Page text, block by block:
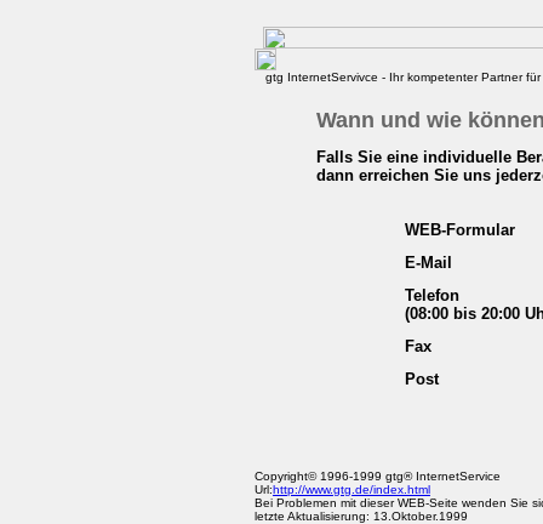
gtg InternetServivce - Ihr kompetenter Partner
Wann und wie
Falls Sie eine individuelle
dann erreichen Sie uns
WEB-Formular
E-Mail
Telefon
(08:00 bis 20:00
Fax
Post
Copyright© 1996-1999 gtg® InternetService
Url:http://www.gtg.de/index.html
Bei Problemen mit dieser WEB-Seite wenden Sie
letzte Aktualisierung: 13.Oktober.1999